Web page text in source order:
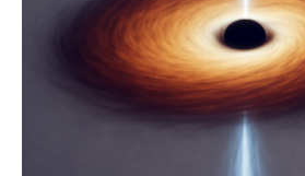
die Herleitung. (DOI: 10.1126/
Verbrennungsmotoren oder
Wärmekraftmaschinen: Sie
Energie in mechanische
ausgedrückt, Wärme in Bewegung.
quantenmechanischen